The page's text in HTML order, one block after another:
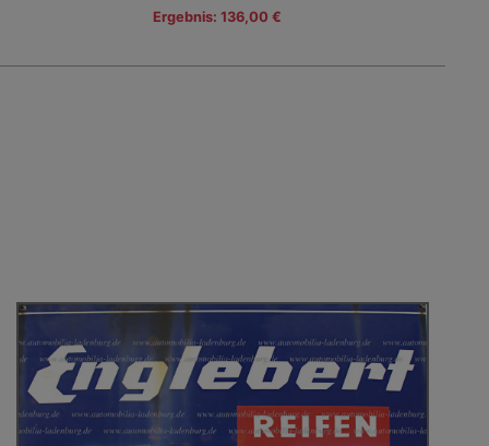
Ergebnis: 136,00 €